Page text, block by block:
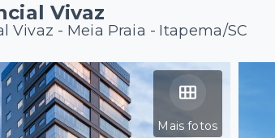
Vivaz
Vivaz - Meia Praia - Itapema/SC
Mais fotos